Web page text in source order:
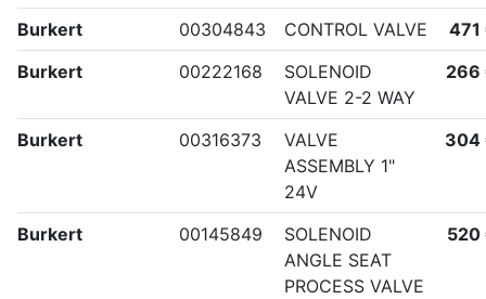
Burkert 00304843 CONTROL VALVE
471
Burkert
00222168
SOLENOID
VALVE 2-2 WAY
266
Burkert 00316373
VALVE
ASSEMBLY 1"
24V
304
Burkert 00145849
SOLENOID
ANGLE SEAT
PROCESS VALVE
520